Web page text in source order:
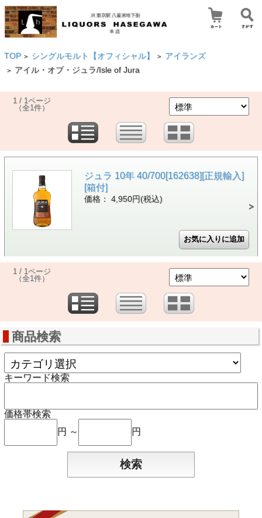
TOP > シングルモルト【オフィシャル】 > アイランズ
> アイル・オブ・ジュラ/Isle of Jura
1 / 1ページ
（全1件）
ジュラ 10年 40/700[162638][正規輸入]
[箱付]
価格： 4,950円(税込)
1 / 1ページ
（全1件）
商品検索
キーワード検索
価格帯検索
円 ～
円